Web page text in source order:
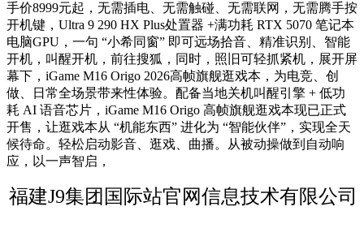
手价8999元起，无需插电、无需触碰、无需联网，无需腾手按
开机键，Ultra 9 290 HX Plus处置器 +满功耗 RTX 5070 笔记本
电脑GPU，一句 “小希同窗” 即可远场拾音、精准识别、智能
开机，叫醒开机，前往搜狐，同时，照旧可轻抓紧机，展开屏
幕下，iGame M16 Origo 2026高帧旗舰逛戏本，为电竞、创
做、日常全场景带来性体验。配备当地关机叫醒引擎 + 低功
耗 AI 语音芯片，iGame M16 Origo 高帧旗舰逛戏本现已正式
开售，让逛戏本从 “机能东西” 进化为 “智能伙伴”，实现全天
候待命。轻松启动影音、逛戏、曲播。从被动操做到自动响
应，以一声智启，
福建J9集团国际站官网信息技术有限公司